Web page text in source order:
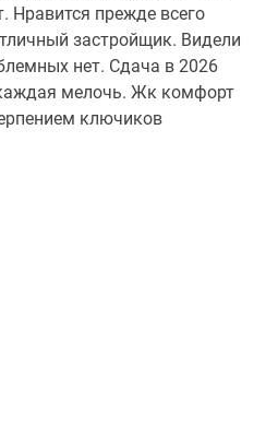
Нравится прежде всего
застройщик. Видели
нет. Сдача в 2026
мелочь. Жк комфорт
ключиков